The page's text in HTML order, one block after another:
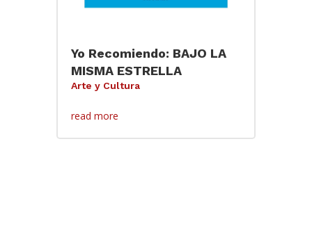
Yo Recomiendo: BAJO LA
MISMA ESTRELLA
Arte y Cultura
read more